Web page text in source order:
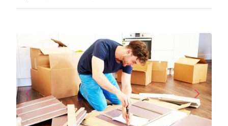
arrow_back_iosPrevious arrow_forward_iosNext